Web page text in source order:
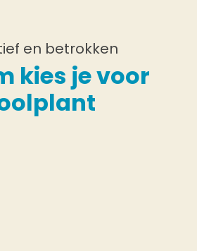
en betrokken
kies je voor